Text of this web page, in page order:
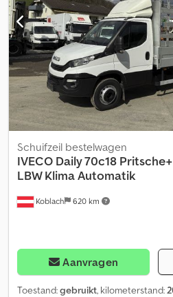
Koblach 620 km
Schuifzeil bestelwagen
IVECO Daily 70c18
LBW Klima Automatik
Aanvragen
Toestand:gebruikt, kilometerstand: